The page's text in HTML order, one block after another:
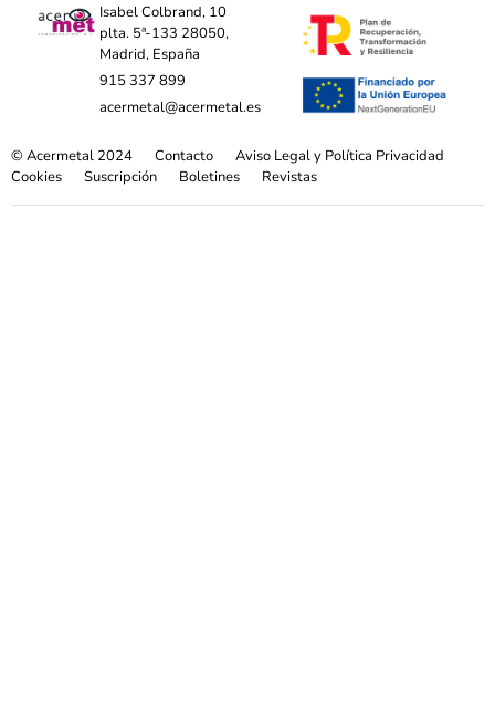
Isabel Colbrand, 10
plta. 5ª-133 28050,
Madrid, España
915 337 899
acermetal@acermetal.es
© Acermetal 2024 Contacto
Aviso Legal y Política Privacidad
Cookies
Suscripción Boletines Revistas